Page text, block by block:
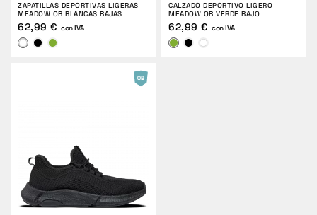
ZAPATILLAS DEPORTIVAS LIGERAS
MEADOW OB BLANCAS BAJAS
62,99 € con IVA
CALZADO DEPORTIVO LIGERO
MEADOW OB VERDE BAJO
62,99 € con IVA